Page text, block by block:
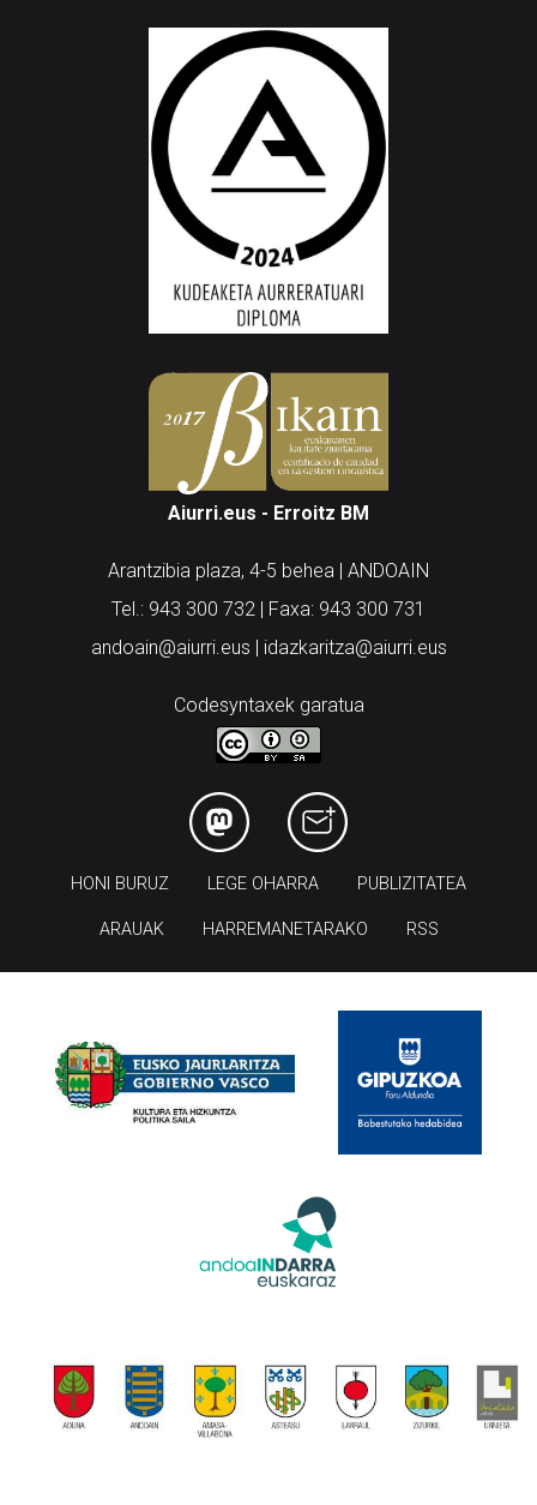
Aiurri.eus - Erroitz BM
Arantzibia plaza, 4-5 behea | ANDOAIN
Tel.: 943 300 732 | Faxa: 943 300 731
andoain@aiurri.eus | idazkaritza@aiurri.eus
Codesyntaxek garatua
HONI BURUZ LEGE OHARRA PUBLIZITATEA
ARAUAK HARREMANETARAKO RSS